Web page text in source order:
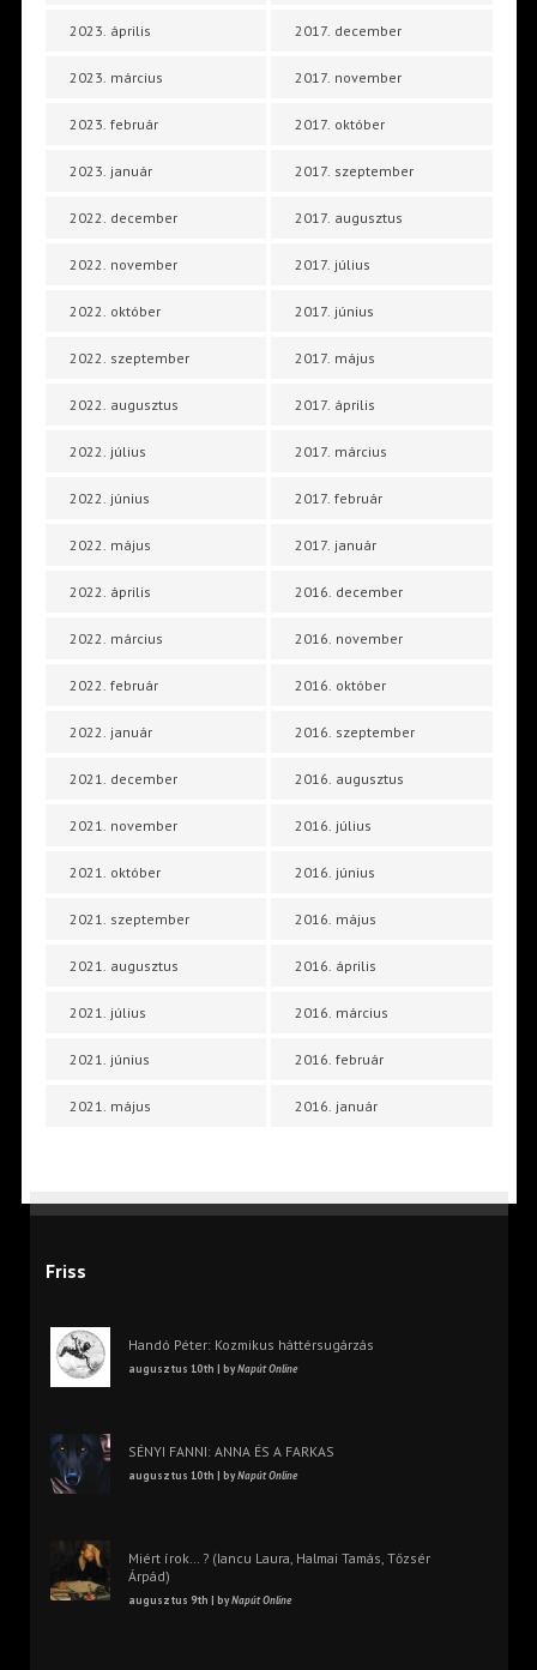
2023. április
2023. március
2023. február
2023. január
2022. december
2022. november
2022. október
2022. szeptember
2022. augusztus
2022. július
2022. június
2022. május
2022. április
2022. március
2022. február
2022. január
2021. december
2021. november
2021. október
2021. szeptember
2021. augusztus
2021. július
2021. június
2021. május
2017. december
2017. november
2017. október
2017. szeptember
2017. augusztus
2017. július
2017. június
2017. május
2017. április
2017. március
2017. február
2017. január
2016. december
2016. november
2016. október
2016. szeptember
2016. augusztus
2016. július
2016. június
2016. május
2016. április
2016. március
2016. február
2016. január
Friss
Handó Péter: Kozmikus háttérsugárzás
augusztus 10th | byNapút Online
SÉNYI FANNI: ANNA ÉS A FARKAS
augusztus 10th | byNapút Online
Miért írok… ? (Iancu Laura, Halmai Tamás, Tőzsér
Árpád)
augusztus 9th | byNapút Online